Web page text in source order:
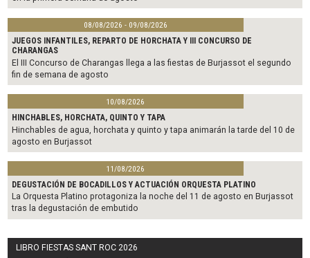
08/08/2026 - 09/08/2026
JUEGOS INFANTILES, REPARTO DE HORCHATA Y III CONCURSO DE
CHARANGAS
El III Concurso de Charangas llega a las fiestas de Burjassot el segundo
fin de semana de agosto
10/08/2026
HINCHABLES, HORCHATA, QUINTO Y TAPA
Hinchables de agua, horchata y quinto y tapa animarán la tarde del 10 de
agosto en Burjassot
11/08/2026
DEGUSTACIÓN DE BOCADILLOS Y ACTUACIÓN ORQUESTA PLATINO
La Orquesta Platino protagoniza la noche del 11 de agosto en Burjassot
tras la degustación de embutido
LIBRO FIESTAS SANT ROC 2026